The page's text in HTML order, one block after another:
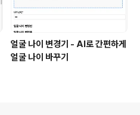
얼굴 나이 변경기 - AI로 간편하게
얼굴 나이 바꾸기